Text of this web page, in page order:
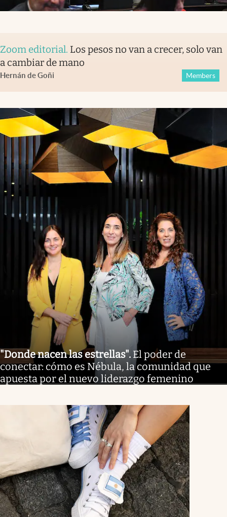
Zoom editorial. Los pesos no van a crecer, solo van
a cambiar de mano
Hernán de Goñi Members
"Donde nacen las estrellas". El poder de
conectar: cómo es Nébula, la comunidad que
apuesta por el nuevo liderazgo femenino